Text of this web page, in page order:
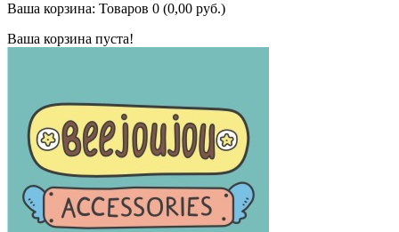
Ваша корзина: Товаров 0 (0,00 руб.)
Ваша корзина пуста!